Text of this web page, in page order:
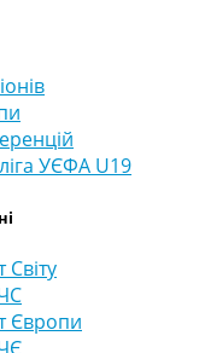
УЄФА U19
Світу
Європи